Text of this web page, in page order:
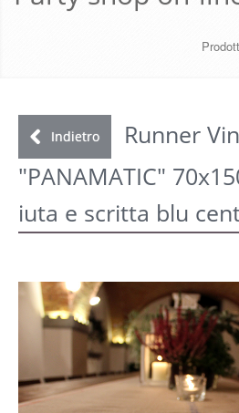
GALLERY
NEWS
FAQs
LOGIN
Indietro
Runner
"PANAMATIC"
iuta e scritta blu